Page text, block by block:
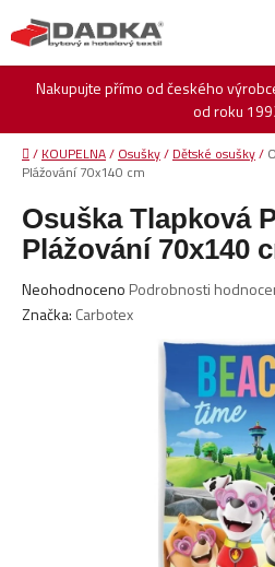
na
obsah
Nakupujte přímo od českého
od roku
Domů
/ KOUPELNA/ Osušky/ Dětské osušky/
Plážování 70x140 cm
Osuška Tlapková
Plážování 70x140
Průměrné
hodnocení
Neohodnoceno Podrobnosti
Značka: Carbotex